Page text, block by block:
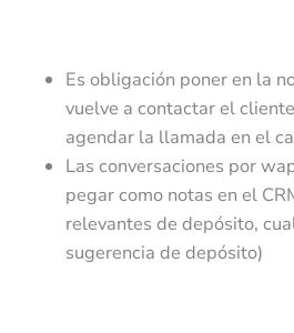
Es obligación poner en la
vuelve a contactar el
agendar la llamada en el
Las conversaciones por
pegar como notas en el
relevantes de depósito,
sugerencia de depósito)